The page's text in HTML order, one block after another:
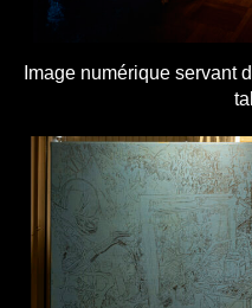
Image numérique servant